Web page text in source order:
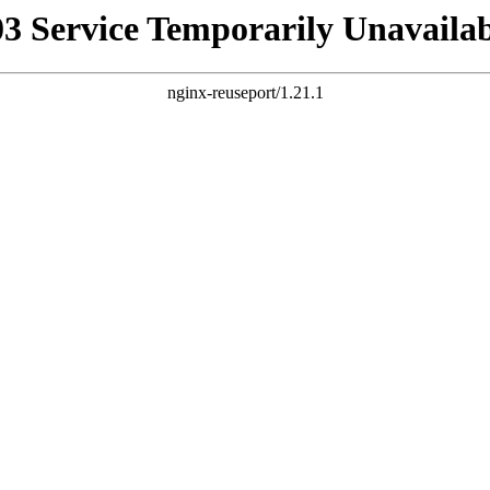
Service Temporarily
nginx-reuseport/1.21.1